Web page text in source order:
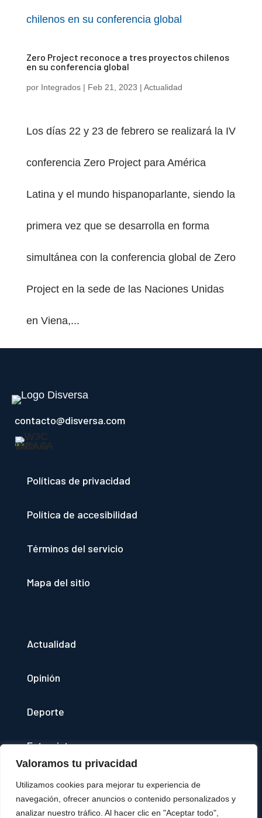
Valoramos tu privacidad
Utilizamos cookies para mejorar tu experiencia de
navegación, ofrecer anuncios o contenido personalizados y
analizar nuestro tráfico. Al hacer clic en "Aceptar todo",
Zero Project reconoce a tres proyectos chilenos
en su conferencia global
por Integrados| Feb 21, 2023 | Actualidad
Los días 22 y 23 de febrero se realizará la IV
conferencia Zero Project para América
Latina y el mundo hispanoparlante, siendo la
primera vez que se desarrolla en forma
simultánea con la conferencia global de Zero
Project en la sede de las Naciones Unidas
en Viena,...
contacto@disversa.com
Políticas de privacidad
Política de accesibilidad
Términos del servicio
Mapa del sitio
Actualidad
Opinión
Deporte
Entrevistas
Quienes somos
Agencia Disversa(se abre en una nueva pestaña)